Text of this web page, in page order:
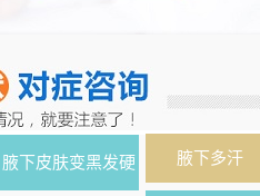
腋下皮肤变黑发硬 腋下多汗